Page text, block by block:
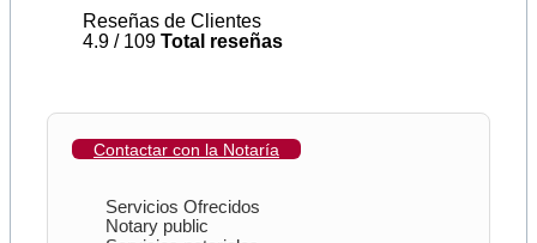
Reseñas de Clientes
4.9 / 109 Total reseñas
Contactar con la Notaría
Servicios Ofrecidos
Notary public